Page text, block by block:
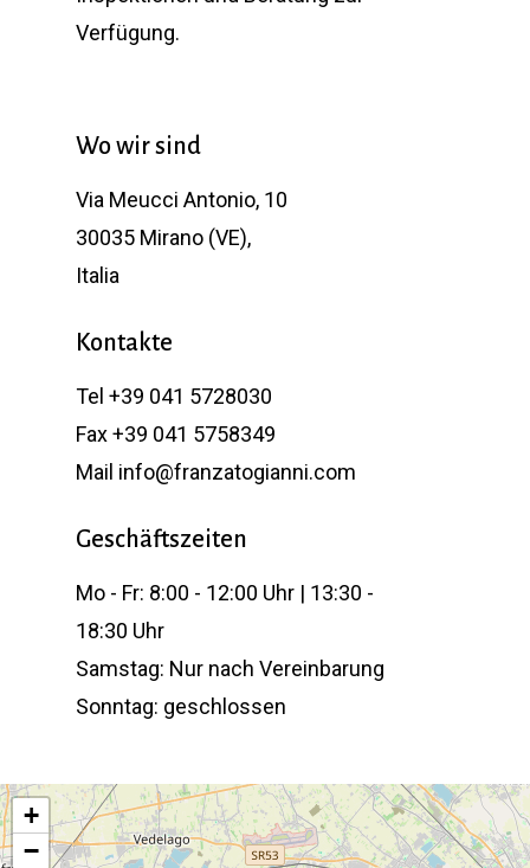
Verfügung.
Wo wir sind
Via Meucci Antonio, 10
30035 Mirano (VE),
Italia
Kontakte
Tel +39 041 5728030
Fax +39 041 5758349
Mail info@franzatogianni.com
Geschäftszeiten
Mo - Fr: 8:00 - 12:00 Uhr | 13:30 -
18:30 Uhr
Samstag: Nur nach Vereinbarung
Sonntag: geschlossen
+
−